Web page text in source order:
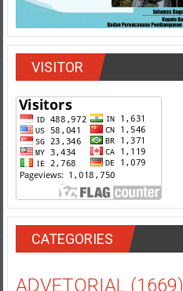
VISITOR
CATEGORIES
ADVETORIAL(1669)